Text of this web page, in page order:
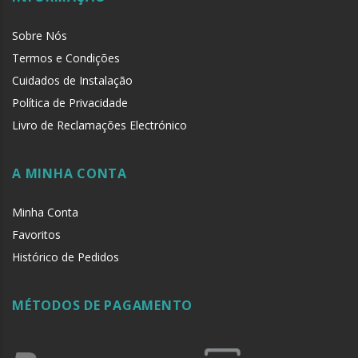
Sobre Nós
Termos e Condições
Cuidados de Instalação
Política de Privacidade
Livro de Reclamações Electrónico
A MINHA CONTA
Minha Conta
Favoritos
Histórico de Pedidos
MÉTODOS DE PAGAMENTO